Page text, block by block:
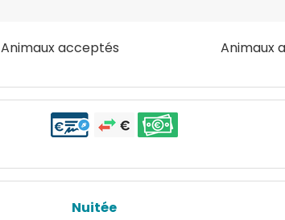
Animaux acceptés Animaux
Nuitée